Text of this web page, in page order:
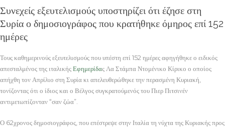
Συνεχείς εξευτελισμούς υποστηρίζει ότι έζησε στη
Συρία ο δημοσιογράφος που κρατήθηκε όμηρος επί 152
ημέρες
Τους καθημερινούς εξευτελισμούς που υπέστη επί 152 ημέρες αφηγήθηκε ο ειδικός
απεσταλμένος της ιταλικήςΕφημερίδας Λα Στάμπα Ντομένικο Κίρικο ο οποίος
απήχθη τον Απρίλιο στη Συρία κι απελευθερώθηκε την περασμένη Κυριακή,
τονίζοντας ότι ο ίδιος και ο Βέλγος συγκρατούμενός του Πιερ Πιτσινέν
αντιμετωπίζονταν “σαν ζώα”.
Ο 62χρονος δημοσιογράφος, που επέστρεψε στην Ιταλία τη νύχτα της Κυριακής προς